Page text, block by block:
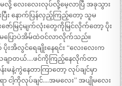
လို့ လေးလေးလုပ်လို့မေ့လာပြီ အခုသွား
ပြီး နောက်ပြန်လှည့်ကြည့်တော့ သူမ
ော်မြင့်မျက်လုံးတွေကိုမြင်လိုက်တော့ ပိုး
ပြောပဲအိမ်ထဲဝင်လာလိုက်သည်။
းအိလွင်ရေချိုးနေရင်း “လေးလေးက
ချာတယ်….ဖင်ကိုကြည့်နေလိုက်တာ
မနဲ့ကွဲနေတာကြာတော့ လုပ်ချင်မှာ
ာ ငါ့ကိုလုပ်ချင်….အမလေး” အပျိုမလေး